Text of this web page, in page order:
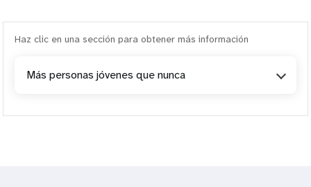
Haz clic en una sección para obtener más información
Más personas jóvenes que nunca